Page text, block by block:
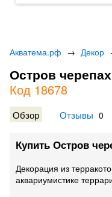
Акватема.рф → Декор
Остров
Код 18678
Обзор Отзывы 0
Купить Остров
Декорация из
аквариумистике